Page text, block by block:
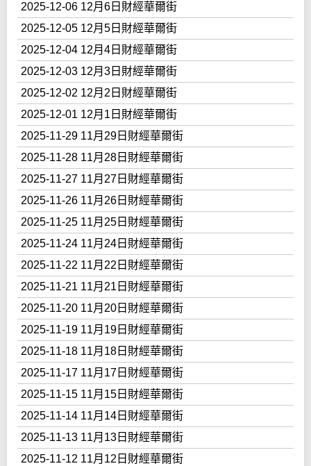
2025-12-06 12月6日財經華爾街
2025-12-05 12月5日財經華爾街
2025-12-04 12月4日財經華爾街
2025-12-03 12月3日財經華爾街
2025-12-02 12月2日財經華爾街
2025-12-01 12月1日財經華爾街
2025-11-29 11月29日財經華爾街
2025-11-28 11月28日財經華爾街
2025-11-27 11月27日財經華爾街
2025-11-26 11月26日財經華爾街
2025-11-25 11月25日財經華爾街
2025-11-24 11月24日財經華爾街
2025-11-22 11月22日財經華爾街
2025-11-21 11月21日財經華爾街
2025-11-20 11月20日財經華爾街
2025-11-19 11月19日財經華爾街
2025-11-18 11月18日財經華爾街
2025-11-17 11月17日財經華爾街
2025-11-15 11月15日財經華爾街
2025-11-14 11月14日財經華爾街
2025-11-13 11月13日財經華爾街
2025-11-12 11月12日財經華爾街